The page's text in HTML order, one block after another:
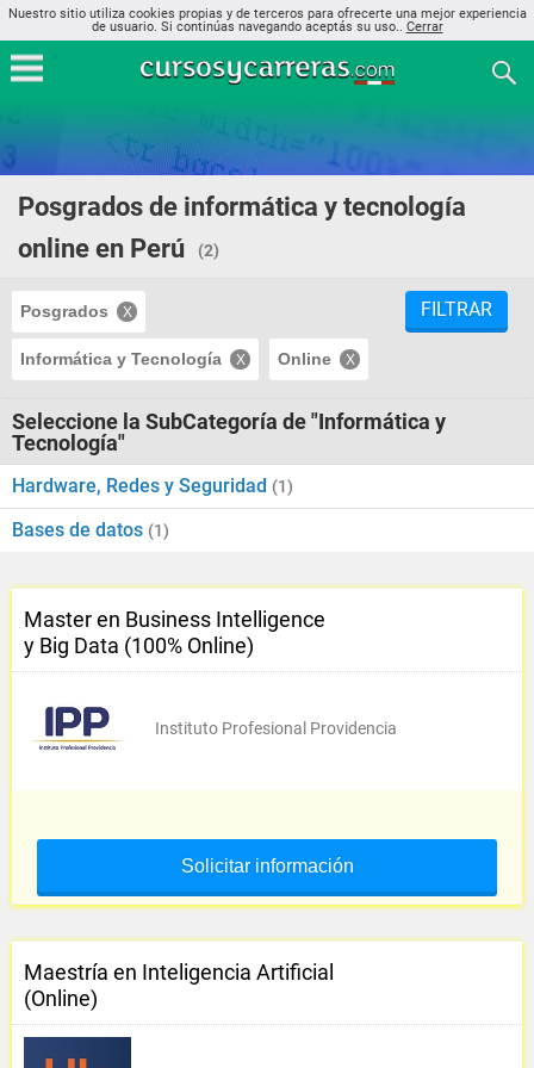
Nuestro sitio utiliza cookies propias y de terceros para ofrecerte una mejor experiencia
de usuario. Si continúas navegando aceptás su uso.. Cerrar
Posgrados de informática y tecnología
online en Perú
(2)
Posgrados
Informática y Tecnología Online
FILTRAR
Seleccione la SubCategoría de "Informática y
Tecnología"
Hardware, Redes y Seguridad (1)
Bases de datos (1)
Master en Business Intelligence
y Big Data (100% Online)
Instituto Profesional Providencia
Solicitar información
Maestría en Inteligencia Artificial
(Online)